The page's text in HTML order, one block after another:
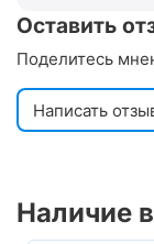
Оставить
Поделитесь
Написать
Наличие